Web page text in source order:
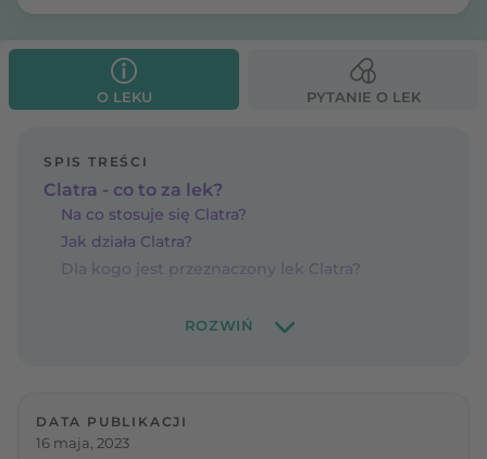
O LEKU PYTANIE O LEK
SPIS TREŚCI
Clatra - co to za lek?
Na co stosuje się Clatra?
Jak działa Clatra?
Dla kogo jest przeznaczony lek Clatra?
DATA PUBLIKACJI
16 maja, 2023